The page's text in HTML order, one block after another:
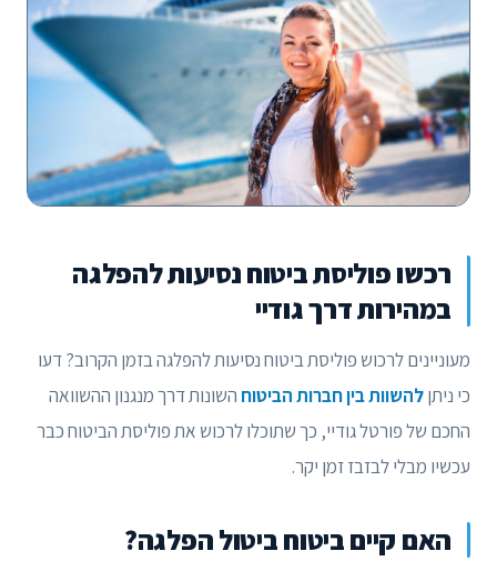
רכשו פוליסת ביטוח נסיעות להפלגה
במהירות דרך גודיי
מעוניינים לרכוש פוליסת ביטוח נסיעות להפלגה בזמן הקרוב? דעו
כי ניתןלהשוות בין חברות הביטוח השונות דרך מנגנון ההשוואה
החכם של פורטל גודיי, כך שתוכלו לרכוש את פוליסת הביטוח כבר
עכשיו מבלי לבזבז זמן יקר.
האם קיים ביטוח ביטול הפלגה?